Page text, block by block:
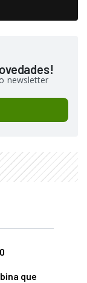
newsletter
que